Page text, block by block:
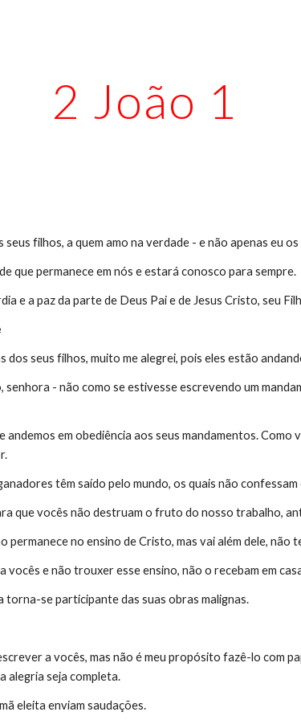
2 João 1
seus filhos, a quem amo na verdade - e não apenas eu
que permanece em nós e estará conosco para sempre.
e a paz da parte de Deus Pai e de Jesus Cristo, seu
dos seus filhos, muito me alegrei, pois eles estão
senhora - não como se estivesse escrevendo um
andemos em obediência aos seus mandamentos.
têm saído pelo mundo, os quais não
que vocês não destruam o fruto do nosso trabalho,
permanece no ensino de Cristo, mas vai além dele,
vocês e não trouxer esse ensino, não o recebam em
torna-se participante das suas obras malignas.
a vocês, mas não é meu propósito fazê-lo com
alegria seja completa.
eleita enviam saudações.